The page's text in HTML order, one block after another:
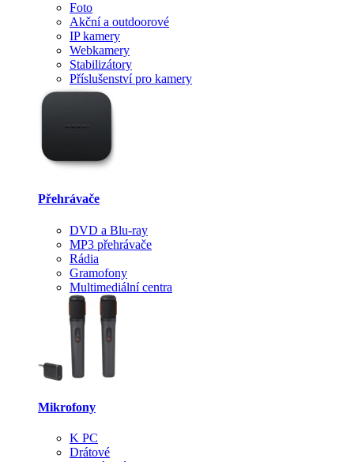
Foto
Akční a outdoorové
IP kamery
Webkamery
Stabilizátory
Příslušenství pro kamery
Přehrávače
DVD a Blu-ray
MP3 přehrávače
Rádia
Gramofony
Multimediální centra
Mikrofony
K PC
Drátové